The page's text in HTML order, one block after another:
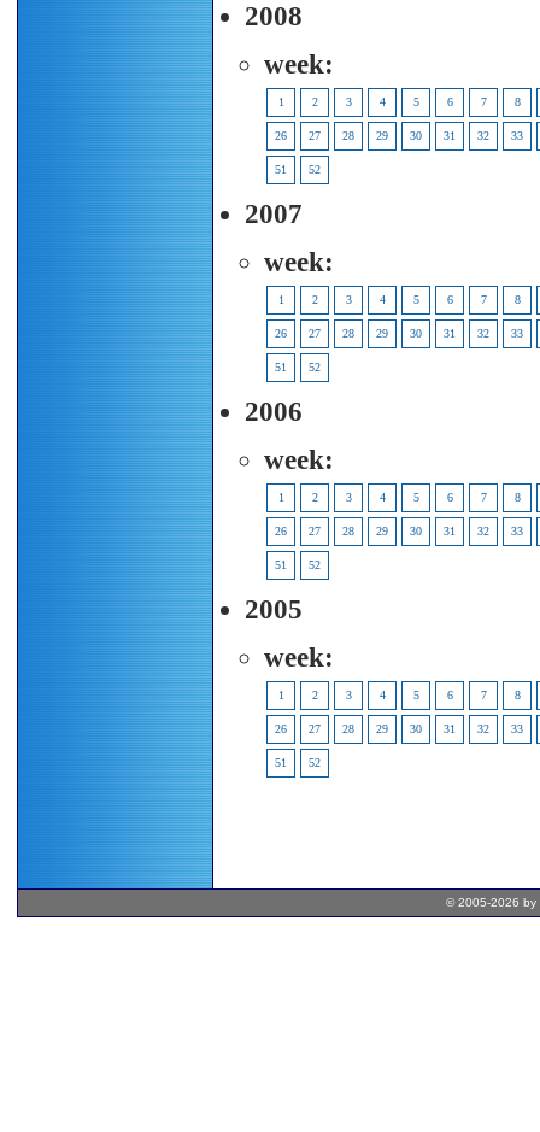
2008
week:
1 2 3 4 5 6 7 8
26 27 28 29 30 31 32 33
51 52
2007
week:
1 2 3 4 5 6 7 8
26 27 28 29 30 31 32 33
51 52
2006
week:
1 2 3 4 5 6 7 8
26 27 28 29 30 31 32 33
51 52
2005
week:
1 2 3 4 5 6 7 8
26 27 28 29 30 31 32 33
51 52
© 2005-2026 by